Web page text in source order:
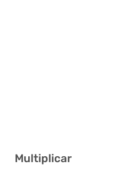
Multiplicar